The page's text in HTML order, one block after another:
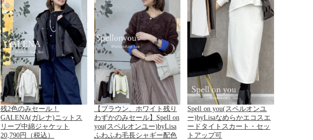
残2色のみセール！
GALENA(ガレナ)ニットス
リーブ中綿ジャケット
20,790円（税込）
【ブラウン、ホワイト残り
わずかのみセール】Spell on
you(スペルオンユー)byLisa
ふわふわ毛長シャギー配色
Spell on you(スペルオンユ
ー)byLisaなめらかエコスエ
ードタイトスカート・セッ
トアップ可